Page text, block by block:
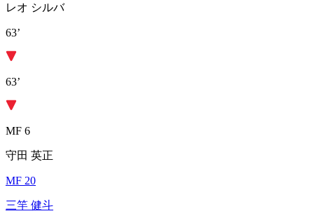
レオ シルバ
63’
63’
MF 6
守田 英正
MF 20
三竿 健斗